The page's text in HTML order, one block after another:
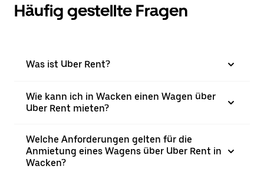
Häufig gestellte Fragen
Was ist Uber Rent?
Wie kann ich in Wacken einen Wagen über
Uber Rent mieten?
Welche Anforderungen gelten für die
Anmietung eines Wagens über Uber Rent in
Wacken?